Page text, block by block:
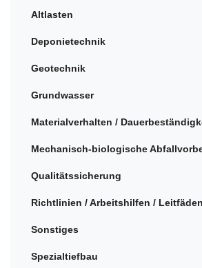
Altlasten
Deponietechnik
Geotechnik
Grundwasser
Materialverhalten /
Mechanisch-biologische
Qualitätssicherung
Richtlinien / Arbeitshilfen / Leitfäden
Sonstiges
Spezialtiefbau